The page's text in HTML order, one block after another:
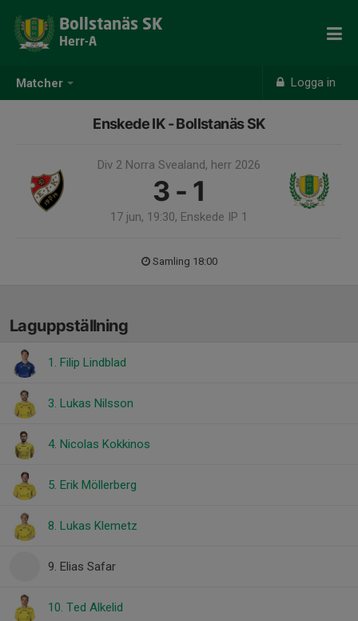
Matcher Logga in
Bollstanäs SK
Herr-A
Enskede IK - Bollstanäs SK
Div 2 Norra Svealand, herr 2026
3 - 1
17 jun, 19:30, Enskede IP 1
Samling 18:00
Laguppställning
1. Filip Lindblad
3. Lukas Nilsson
4. Nicolas Kokkinos
5. Erik Möllerberg
8. Lukas Klemetz
9. Elias Safar
10. Ted Alkelid